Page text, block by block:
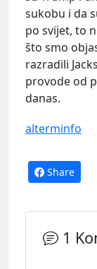
sukobu i da
po svijet, to
što smo
razradili
provode od
danas.
alterminfo
Share
1